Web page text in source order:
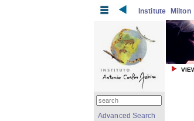
Institute Milton
Advanced Search